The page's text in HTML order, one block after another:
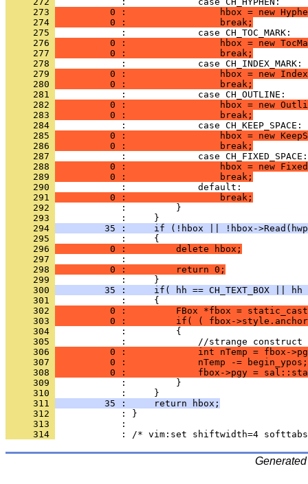
     273
0 :                 hbox = new
     274
          0 :                 break;
     275
     276
0 :                 hbox = new
     277
          0 :                 break;
     278
     279
0 :                 hbox = new
     280
          0 :                 break;
     281
     282
0 :                 hbox = new
     283
          0 :                 break;
     284
     285
0 :                 hbox = new
     286
          0 :                 break;
     287
     288
0 :                 hbox = new
     289
          0 :                 break;
     290
     291
          0 :                 break;
     292
     293
     294
35 :     if (!hbox || !hbox-
     295
     296
          0 :         delete hbox;
     297
     298
          0 :         return 0;
     299
     300
35 :     if( hh == CH_TEXT_BOX ||
     301
     302
0 :         FBox *fbox =
     303
0 :         if( ( fbox-
     304
     305
     306
0 :             int nTemp = fbox-
     307
          0 :             nTemp -= begin_ypos;
     308
0 :             fbox->pgy =
     309
     310
     311
         35 :     return hbox;
     312
     313
     314